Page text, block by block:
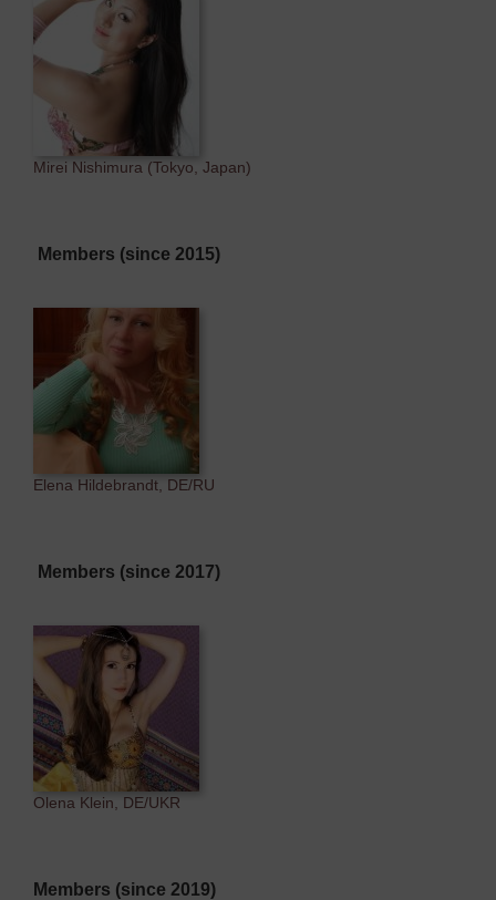
Mirei Nishimura (Tokyo, Japan)
Members (since 2015)
Elena Hildebrandt, DE/RU
Members (since 2017)
Olena Klein, DE/UKR
Members (since 2019)